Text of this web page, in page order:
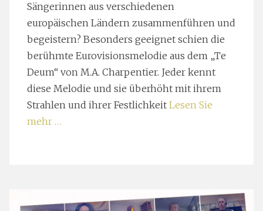
Sängerinnen aus verschiedenen
europäischen Ländern zusammenführen und
begeistern? Besonders geeignet schien die
berühmte Eurovisionsmelodie aus dem „Te
Deum“ von M.A. Charpentier. Jeder kennt
diese Melodie und sie überhöht mit ihrem
Strahlen und ihrer Festlichkeit Lesen Sie
mehr …